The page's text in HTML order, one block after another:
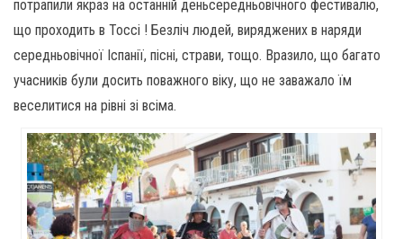
потрапили якраз на останній деньсередньовічного фестивалю,
що проходить в Тоссі ! Безліч людей, виряджених в наряди
середньовічної Іспанії, пісні, страви, тощо. Вразило, що багато
учасників були досить поважного віку, що не заважало їм
веселитися на рівні зі всіма.